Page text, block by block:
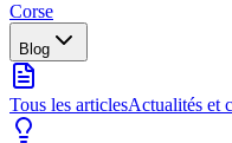
Corse
Blog
Tous les articlesActualités et